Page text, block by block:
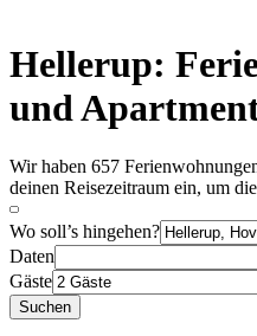
Hellerup:
und
Wir haben 657
deinen Reisezeitraum ein, um
Wo soll’s hingehen?
Daten
Gäste
Suchen